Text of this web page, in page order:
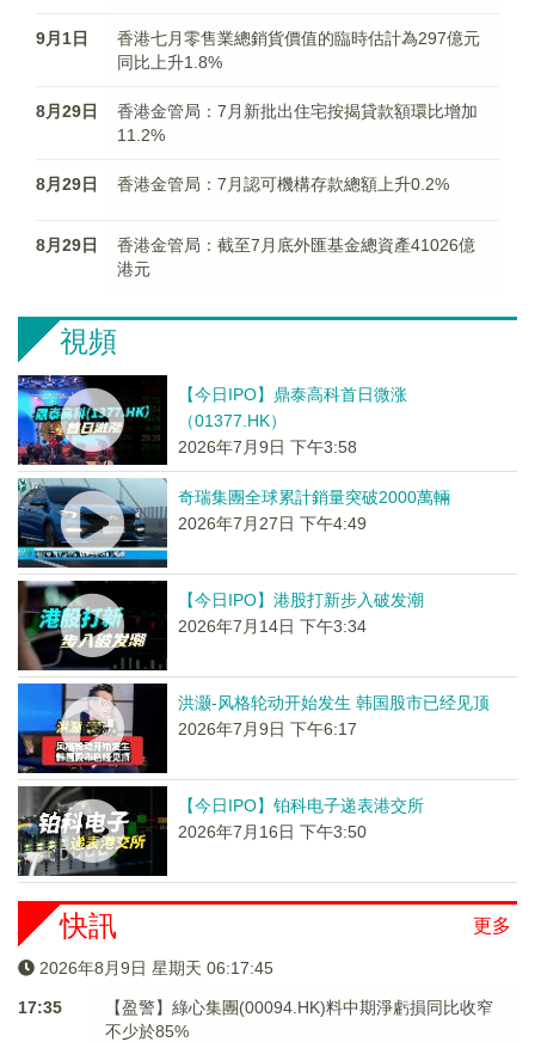
9月1日
香港七月零售業總銷貨價值的臨時估計為297億元
同比上升1.8%
8月29日
香港金管局：7月新批出住宅按揭貸款額環比增加
11.2%
8月29日 香港金管局：7月認可機構存款總額上升0.2%
8月29日
香港金管局：截至7月底外匯基金總資產41026億
港元
視頻
【今日IPO】鼎泰高科首日微涨
（01377.HK）
2026年7月9日 下午3:58
奇瑞集團全球累計銷量突破2000萬輛
2026年7月27日 下午4:49
【今日IPO】港股打新步入破发潮
2026年7月14日 下午3:34
洪灏-风格轮动开始发生 韩国股市已经见顶
2026年7月9日 下午6:17
【今日IPO】铂科电子递表港交所
2026年7月16日 下午3:50
更多
快訊
2026年8月9日 星期天 06:17:45
17:35
【盈警】綠心集團(00094.HK)料中期淨虧損同比收窄
不少於85%